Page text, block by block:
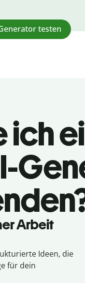
testen
Arbeit
Ideen, die
für dein